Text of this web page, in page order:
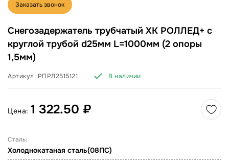
Заказать звонок
Снегозадержатель трубчатый ХК РОЛЛЕД+ с
круглой трубой d25мм L=1000мм (2 опоры
1,5мм)
Артикул: РПРЛ2515121 В наличии
Цена: 1 322.50 ₽
Сталь:
Холоднокатаная сталь(08ПС)